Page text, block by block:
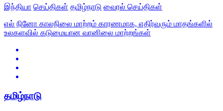
இந்தியா செய்திகள் தமிழ்நாடு வைரல் செய்திகள்
எல் நினோ காலநிலை மாற்றம் காரணமாக, எதிர்வரும் மாதங்களில்
உலகளவில் கடுமையான வானிலை மாற்றங்கள்
தமிழ்நாடு